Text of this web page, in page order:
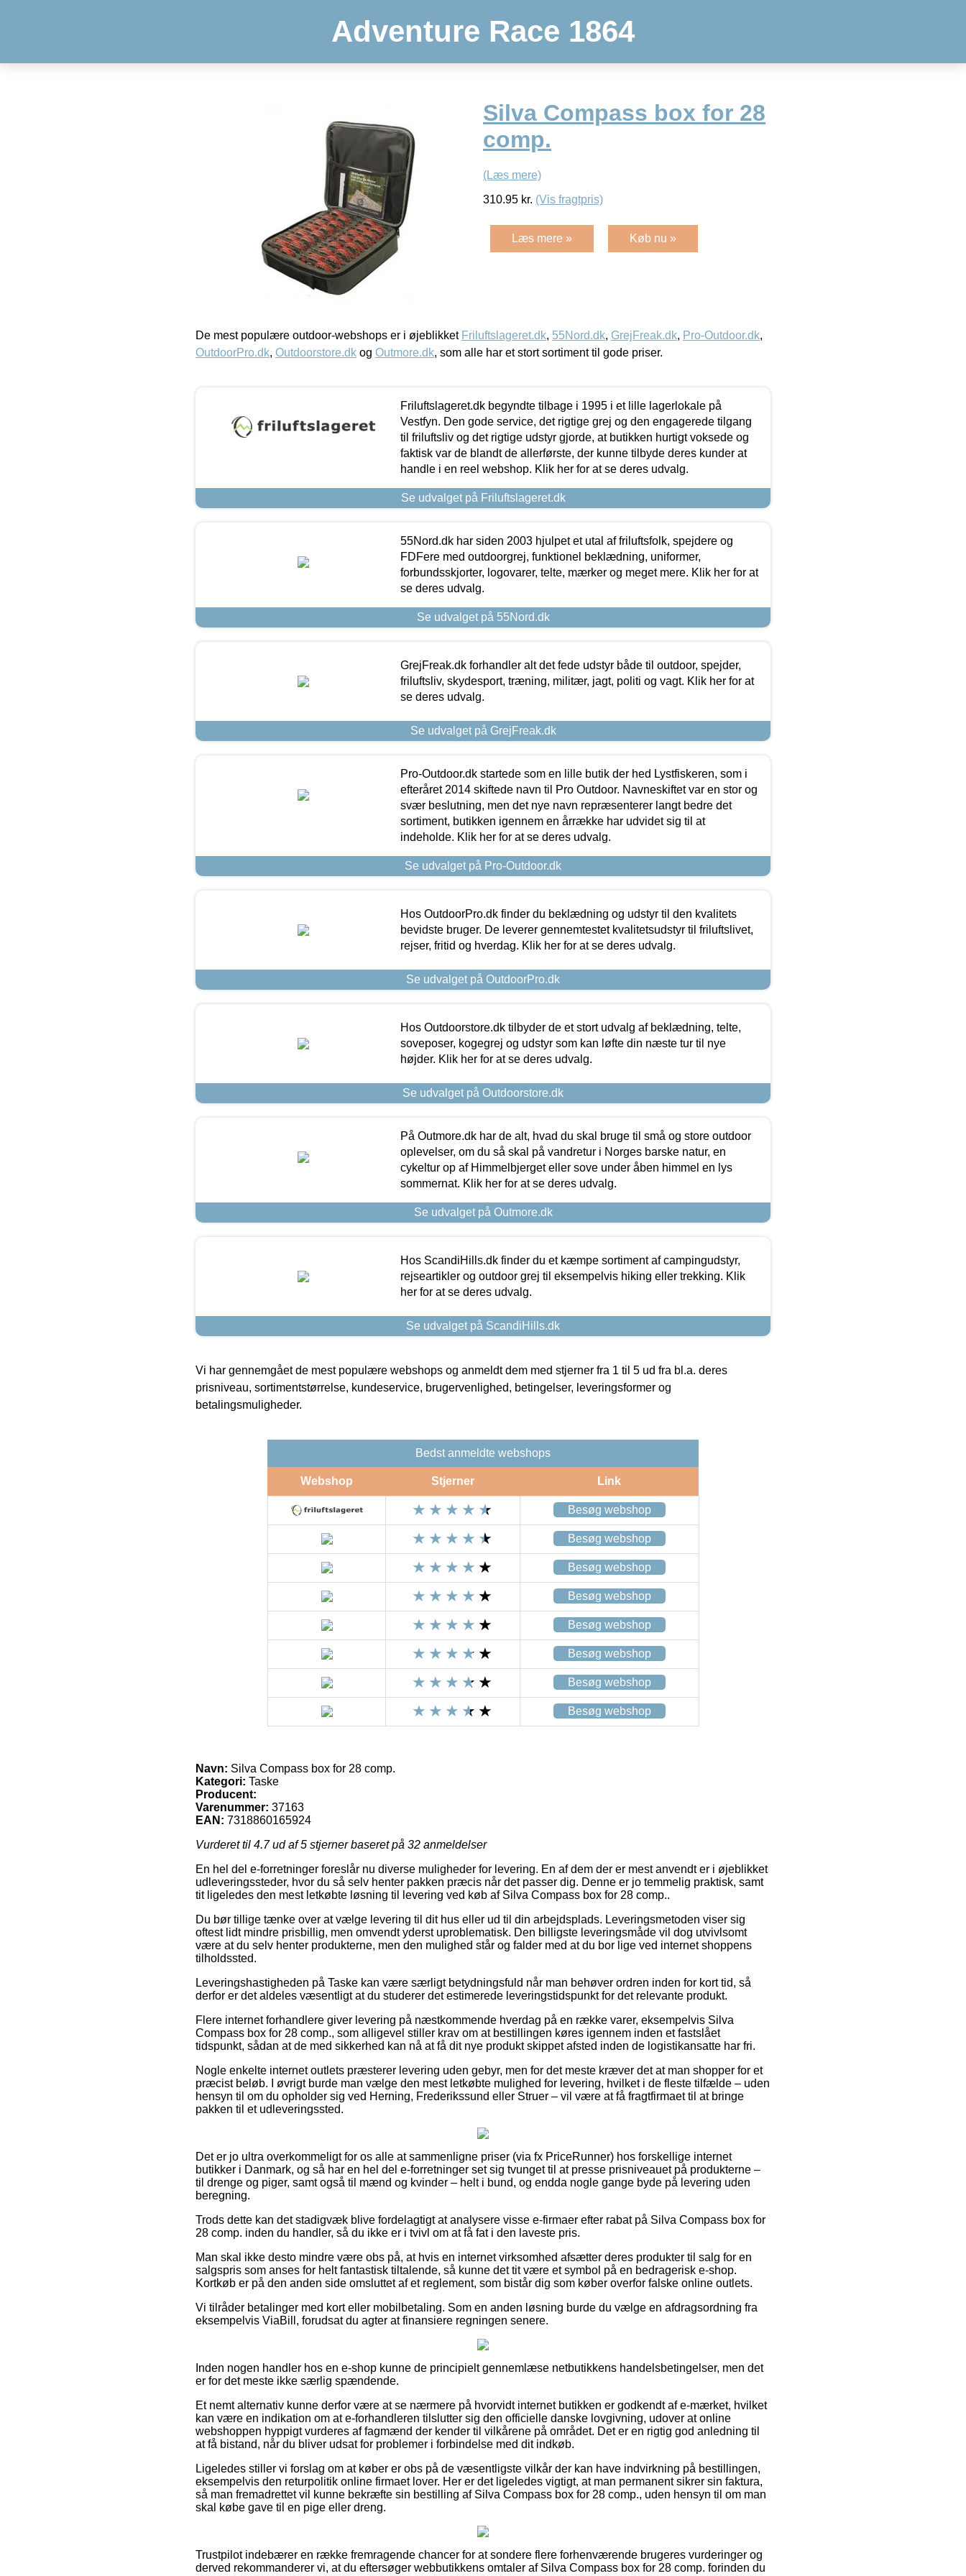
Adventure Race 1864
Silva Compass box for 28
comp.
(Læs mere)
310.95 kr. (Vis fragtpris)
Læs mere » Køb nu »
De mest populære outdoor-webshops er i øjeblikket Friluftslageret.dk, 55Nord.dk, GrejFreak.dk, Pro-Outdoor.dk,
OutdoorPro.dk, Outdoorstore.dk og Outmore.dk, som alle har et stort sortiment til gode priser.
Friluftslageret.dk begyndte tilbage i 1995 i et lille lagerlokale på
Vestfyn. Den gode service, det rigtige grej og den engagerede tilgang
til friluftsliv og det rigtige udstyr gjorde, at butikken hurtigt voksede og
faktisk var de blandt de allerførste, der kunne tilbyde deres kunder at
handle i en reel webshop. Klik her for at se deres udvalg.
Se udvalget på Friluftslageret.dk
55Nord.dk har siden 2003 hjulpet et utal af friluftsfolk, spejdere og
FDFere med outdoorgrej, funktionel beklædning, uniformer,
forbundsskjorter, logovarer, telte, mærker og meget mere. Klik her for at
se deres udvalg.
Se udvalget på 55Nord.dk
GrejFreak.dk forhandler alt det fede udstyr både til outdoor, spejder,
friluftsliv, skydesport, træning, militær, jagt, politi og vagt. Klik her for at
se deres udvalg.
Se udvalget på GrejFreak.dk
Pro-Outdoor.dk startede som en lille butik der hed Lystfiskeren, som i
efteråret 2014 skiftede navn til Pro Outdoor. Navneskiftet var en stor og
svær beslutning, men det nye navn repræsenterer langt bedre det
sortiment, butikken igennem en årrække har udvidet sig til at
indeholde. Klik her for at se deres udvalg.
Se udvalget på Pro-Outdoor.dk
Hos OutdoorPro.dk finder du beklædning og udstyr til den kvalitets
bevidste bruger. De leverer gennemtestet kvalitetsudstyr til friluftslivet,
rejser, fritid og hverdag. Klik her for at se deres udvalg.
Se udvalget på OutdoorPro.dk
Hos Outdoorstore.dk tilbyder de et stort udvalg af beklædning, telte,
soveposer, kogegrej og udstyr som kan løfte din næste tur til nye
højder. Klik her for at se deres udvalg.
Se udvalget på Outdoorstore.dk
På Outmore.dk har de alt, hvad du skal bruge til små og store outdoor
oplevelser, om du så skal på vandretur i Norges barske natur, en
cykeltur op af Himmelbjerget eller sove under åben himmel en lys
sommernat. Klik her for at se deres udvalg.
Se udvalget på Outmore.dk
Hos ScandiHills.dk finder du et kæmpe sortiment af campingudstyr,
rejseartikler og outdoor grej til eksempelvis hiking eller trekking. Klik
her for at se deres udvalg.
Se udvalget på ScandiHills.dk
Vi har gennemgået de mest populære webshops og anmeldt dem med stjerner fra 1 til 5 ud fra bl.a. deres
prisniveau, sortimentstørrelse, kundeservice, brugervenlighed, betingelser, leveringsformer og
betalingsmuligheder.
Bedst anmeldte webshops
Webshop Stjerner Link
Besøg webshop
Besøg webshop
Besøg webshop
Besøg webshop
Besøg webshop
Besøg webshop
Besøg webshop
Besøg webshop
Navn: Silva Compass box for 28 comp.
Kategori: Taske
Producent:
Varenummer: 37163
EAN: 7318860165924
Vurderet til 4.7ud af 5 stjerner baseret på 32 anmeldelser
En hel del e-forretninger foreslår nu diverse muligheder for levering. En af dem der er mest anvendt er i øjeblikket
udleveringssteder, hvor du så selv henter pakken præcis når det passer dig. Denne er jo temmelig praktisk, samt
tit ligeledes den mest letkøbte løsning til levering ved køb af Silva Compass box for 28 comp..
Du bør tillige tænke over at vælge levering til dit hus eller ud til din arbejdsplads. Leveringsmetoden viser sig
oftest lidt mindre prisbillig, men omvendt yderst uproblematisk. Den billigste leveringsmåde vil dog utvivlsomt
være at du selv henter produkterne, men den mulighed står og falder med at du bor lige ved internet shoppens
tilholdssted.
Leveringshastigheden på Taske kan være særligt betydningsfuld når man behøver ordren inden for kort tid, så
derfor er det aldeles væsentligt at du studerer det estimerede leveringstidspunkt for det relevante produkt.
Flere internet forhandlere giver levering på næstkommende hverdag på en række varer, eksempelvis Silva
Compass box for 28 comp., som alligevel stiller krav om at bestillingen køres igennem inden et fastslået
tidspunkt, sådan at de med sikkerhed kan nå at få dit nye produkt skippet afsted inden de logistikansatte har fri.
Nogle enkelte internet outlets præsterer levering uden gebyr, men for det meste kræver det at man shopper for et
præcist beløb. I øvrigt burde man vælge den mest letkøbte mulighed for levering, hvilket i de fleste tilfælde – uden
hensyn til om du opholder sig ved Herning, Frederikssund eller Struer – vil være at få fragtfirmaet til at bringe
pakken til et udleveringssted.
Det er jo ultra overkommeligt for os alle at sammenligne priser (via fx PriceRunner) hos forskellige internet
butikker i Danmark, og så har en hel del e-forretninger set sig tvunget til at presse prisniveauet på produkterne –
til drenge og piger, samt også til mænd og kvinder – helt i bund, og endda nogle gange byde på levering uden
beregning.
Trods dette kan det stadigvæk blive fordelagtigt at analysere visse e-firmaer efter rabat på Silva Compass box for
28 comp. inden du handler, så du ikke er i tvivl om at få fat i den laveste pris.
Man skal ikke desto mindre være obs på, at hvis en internet virksomhed afsætter deres produkter til salg for en
salgspris som anses for helt fantastisk tiltalende, så kunne det tit være et symbol på en bedragerisk e-shop.
Kortkøb er på den anden side omsluttet af et reglement, som bistår dig som køber overfor falske online outlets.
Vi tilråder betalinger med kort eller mobilbetaling. Som en anden løsning burde du vælge en afdragsordning fra
eksempelvis ViaBill, forudsat du agter at finansiere regningen senere.
Inden nogen handler hos en e-shop kunne de principielt gennemlæse netbutikkens handelsbetingelser, men det
er for det meste ikke særlig spændende.
Et nemt alternativ kunne derfor være at se nærmere på hvorvidt internet butikken er godkendt af e-mærket, hvilket
kan være en indikation om at e-forhandleren tilslutter sig den officielle danske lovgivning, udover at online
webshoppen hyppigt vurderes af fagmænd der kender til vilkårene på området. Det er en rigtig god anledning til
at få bistand, når du bliver udsat for problemer i forbindelse med dit indkøb.
Ligeledes stiller vi forslag om at køber er obs på de væsentligste vilkår der kan have indvirkning på bestillingen,
eksempelvis den returpolitik online firmaet lover. Her er det ligeledes vigtigt, at man permanent sikrer sin faktura,
så man fremadrettet vil kunne bekræfte sin bestilling af Silva Compass box for 28 comp., uden hensyn til om man
skal købe gave til en pige eller dreng.
Trustpilot indebærer en række fremragende chancer for at sondere flere forhenværende brugeres vurderinger og
derved rekommanderer vi, at du eftersøger webbutikkens omtaler af Silva Compass box for 28 comp. forinden du